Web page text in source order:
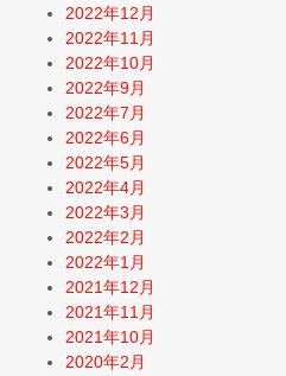
2022年12月
2022年11月
2022年10月
2022年9月
2022年7月
2022年6月
2022年5月
2022年4月
2022年3月
2022年2月
2022年1月
2021年12月
2021年11月
2021年10月
2020年2月